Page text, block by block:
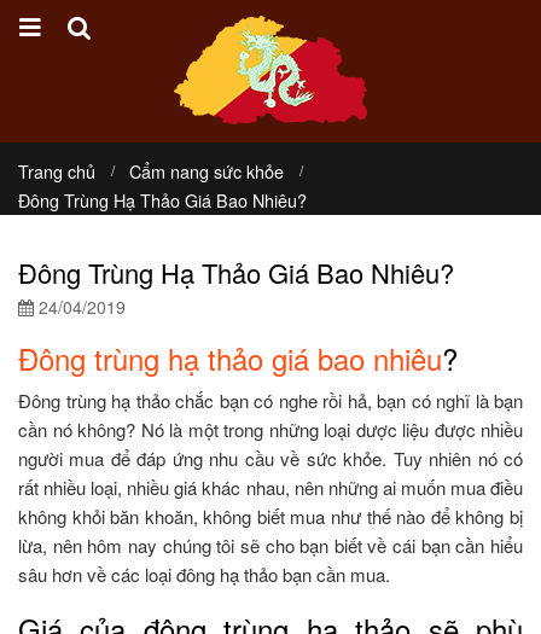
Trang chủ
Cẩm nang sức khỏe
Đông Trùng Hạ Thảo Giá Bao Nhiêu?
Đông Trùng Hạ Thảo Giá Bao Nhiêu?
24/04/2019
Đông trùng hạ thảo giá bao nhiêu?
Đông trùng hạ thảo chắc bạn có nghe rồi hả, bạn có nghĩ là bạn
cần nó không? Nó là một trong những loại dược liệu được nhiều
người mua để đáp ứng nhu cầu về sức khỏe. Tuy nhiên nó có
rất nhiều loại, nhiều giá khác nhau, nên những ai muốn mua điều
không khỏi băn khoăn, không biết mua như thế nào để không bị
lừa, nên hôm nay chúng tôi sẽ cho bạn biết về cái bạn cần hiểu
sâu hơn về các loại đông hạ thảo bạn cần mua.